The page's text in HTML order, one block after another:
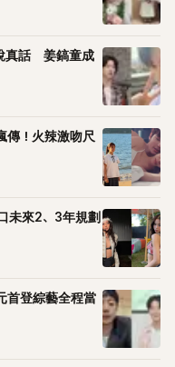
說真話 姜鎬童成
傳！火辣激吻尺
未來2、3年規劃
首登綜藝全程當